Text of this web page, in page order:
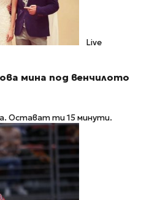
Live
мина под венчилото
Остават ти 15 минути.